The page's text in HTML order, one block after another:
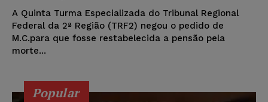
A Quinta Turma Especializada do Tribunal Regional
Federal da 2ª Região (TRF2) negou o pedido de
M.C.para que fosse restabelecida a pensão pela
morte...
Popular